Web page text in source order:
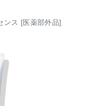
ンス [医薬部外品]